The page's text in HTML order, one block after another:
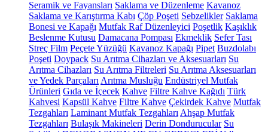
Seramik ve Fayansları Saklama ve Düzenleme Kavanoz
Saklama ve Karıştırma Kabı Çöp Poşeti Sebzelikler Saklama
Bonesi ve Kapağı Mutfak Raf Düzenleyici Poşetlik Kaşıklık
Beslenme Kutusu Damacana Pompası Ekmeklik Sefer Tası
Streç Film Peçete Yüzüğü Kavanoz Kapağı Pipet Buzdolabı
Poşeti Doypack Su Arıtma Cihazları ve Aksesuarları Su
Arıtma Cihazları Su Arıtma Filtreleri Su Arıtma Aksesuarları
ve Yedek Parçaları Arıtma Musluğu Endüstriyel Mutfak
Ürünleri Gıda ve İçecek Kahve Filtre Kahve Kağıdı Türk
Kahvesi Kapsül Kahve Filtre Kahve Çekirdek Kahve Mutfak
Tezgahları Laminant Mutfak Tezgahları Ahşap Mutfak
Tezgahları Bulaşık Makineleri Derin Dondurucular Su